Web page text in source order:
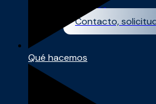
Proyectos
Contacto,
Qué hacemos